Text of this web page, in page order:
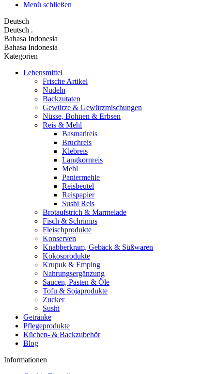
Menü schließen
Deutsch
Deutsch .
Bahasa Indonesia
Bahasa Indonesia
Kategorien
Lebensmittel
Frische Artikel
Nudeln
Backzutaten
Gewürze & Gewürzmischungen
Nüsse, Bohnen & Erbsen
Reis & Mehl
Basmatireis
Bruchreis
Klebreis
Langkornreis
Mehl
Paniermehle
Reisbeutel
Reispapier
Sushi Reis
Brotaufstrich & Marmelade
Fisch & Schrimps
Fleischprodukte
Konserven
Knabberkram, Gebäck & Süßwaren
Kokosprodukte
Krupuk & Emping
Nahrungsergänzung
Saucen, Pasten & Öle
Tofu & Sojaprodukte
Zucker
Sushi
Getränke
Pflegeprodukte
Küchen- & Backzubehör
Blog
Informationen